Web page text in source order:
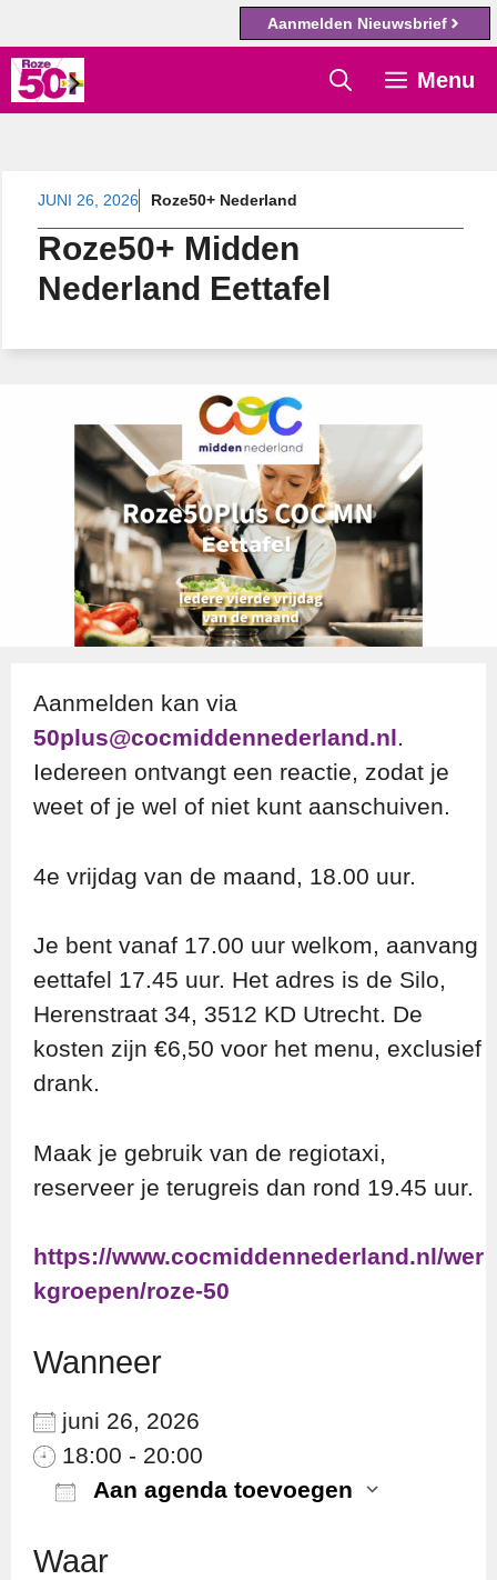
Aanmelden Nieuwsbrief
Ga
naar
Menu
JUNI 26, 2026 Roze50+ Nederland
Roze50+ Midden
Nederland Eettafel
Aanmelden kan via
50plus@cocmiddennederland.nl.
Iedereen ontvangt een reactie, zodat je
weet of je wel of niet kunt aanschuiven.
4e vrijdag van de maand, 18.00 uur.
Je bent vanaf 17.00 uur welkom, aanvang
eettafel 17.45 uur. Het adres is de Silo,
Herenstraat 34, 3512 KD Utrecht. De
kosten zijn €6,50 voor het menu, exclusief
drank.
Maak je gebruik van de regiotaxi,
reserveer je terugreis dan rond 19.45 uur.
https://www.cocmiddennederland.nl/wer
kgroepen/roze-50
Wanneer
juni 26, 2026
18:00 - 20:00
Aan agenda toevoegen
Waar